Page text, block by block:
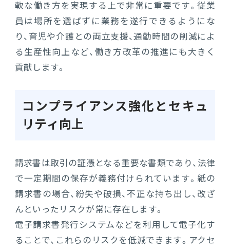
軟な働き方を実現する上で非常に重要です。従業
員は場所を選ばずに業務を遂行できるようにな
り、育児や介護との両立支援、通勤時間の削減によ
る生産性向上など、働き方改革の推進にも大きく
貢献します。
コンプライアンス強化とセキュ
リティ向上
請求書は取引の証憑となる重要な書類であり、法律
で一定期間の保存が義務付けられています。紙の
請求書の場合、紛失や破損、不正な持ち出し、改ざ
んといったリスクが常に存在します。
電子請求書発行システムなどを利用して電子化す
ることで、これらのリスクを低減できます。アクセ